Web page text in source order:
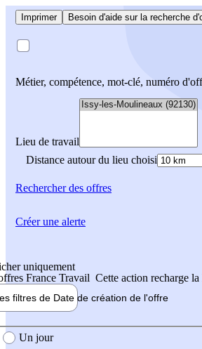
Imprimer Besoin d'aide sur la recherche
Métier, compétence, mot-clé, numéro
Lieu de travail
Distance autour du lieu choisi
Rechercherdes offres
uniquement
France Travail Cette action recharge
filtres de Date de création de l'offre
création de l'offre
Un jour
Créer une alerte